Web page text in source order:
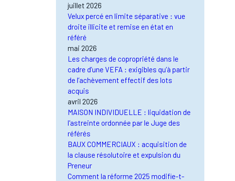
juillet 2026
Velux percé en limite séparative : vue
droite illicite et remise en état en
référé
mai 2026
Les charges de copropriété dans le
cadre d’une VEFA : exigibles qu’à partir
de l’achèvement effectif des lots
acquis
avril 2026
MAISON INDIVIDUELLE : liquidation de
l'astreinte ordonnée par le Juge des
référés
BAUX COMMERCIAUX : acquisition de
la clause résolutoire et expulsion du
Preneur
Comment la réforme 2025 modifie-t-